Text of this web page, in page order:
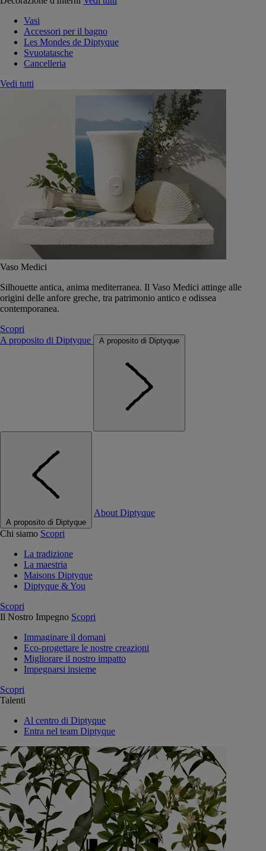
Vasi
Accessori per il bagno
Les Mondes de Diptyque
Svuotatasche
Cancelleria
Vedi tutti
Vaso Medici
Silhouette antica, anima mediterranea. Il Vaso Medici attinge alle
origini delle anfore greche, tra patrimonio antico e odissea
contemporanea.
Scopri
A proposito di Diptyque
A proposito di Diptyque
A proposito di Diptyque
About Diptyque
Chi siamo Scopri
La tradizione
La maestria
Maisons Diptyque
Diptyque & You
Scopri
Il Nostro Impegno Scopri
Immaginare il domani
Eco-progettare le nostre creazioni
Migliorare il nostro impatto
Impegnarsi insieme
Scopri
Talenti
Al centro di Diptyque
Entra nel team Diptyque